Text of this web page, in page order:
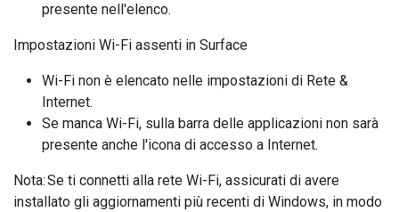
presente nell'elenco.
Impostazioni Wi-Fi assenti in Surface
Wi-Fi non è elencato nelle impostazioni di Rete &
Internet.
Se manca Wi-Fi, sulla barra delle applicazioni non sarà
presente anche l'icona di accesso a Internet.
Nota: Se ti connetti alla rete Wi-Fi, assicurati di avere
installato gli aggiornamenti più recenti di Windows, in modo